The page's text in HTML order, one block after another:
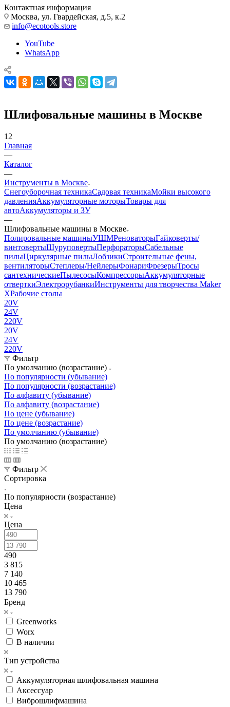
Контактная информация
Москва, ул. Гвардейская, д.5, к.2
info@ecotools.store
YouTube
WhatsApp
Шлифовальные машины в Москве
12
Главная
—
Каталог
—
Инструменты в Москве
Снегоуборочная техникаСадовая техникаМойки высокого
давленияАккумуляторные моторыТовары для
автоАккумуляторы и ЗУ
—
Шлифовальные машины в Москве
Полировальные машиныУШМРеноваторыГайковерты/
винтовертыШуруповертыПерфораторыСабельные
пилыЦиркулярные пилыЛобзикиСтроительные фены,
вентиляторыСтеплеры/НейлерыФонариФрезерыТросы
сантехническиеПылесосыКомпрессорыАккумуляторные
отверткиЭлектрорубанкиИнструменты для творчества Maker
XРабочие столы
20V
24V
220V
20V
24V
220V
Фильтр
По умолчанию (возрастание)
По популярности (убывание)
По популярности (возрастание)
По алфавиту (убывание)
По алфавиту (возрастание)
По цене (убывание)
По цене (возрастание)
По умолчанию (убывание)
По умолчанию (возрастание)
Фильтр
Сортировка
По популярности (возрастание)
Цена
Цена
490
3 815
7 140
10 465
13 790
Бренд
Greenworks
Worx
В наличии
Тип устройства
Аккумуляторная шлифовальная машина
Аксессуар
Виброшлифмашина